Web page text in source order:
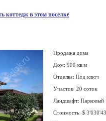
коттедж в этом поселке
Продажа дома
Дом: 900 кв.м
Отделка: Под ключ
Участок: 20 соток
Ландшафт: Парковый
Стоимость: $